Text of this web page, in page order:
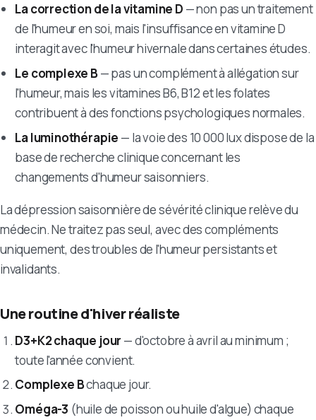
La correction de la vitamine D — non pas un traitement
de l'humeur en soi, mais l'insuffisance en vitamine D
interagit avec l'humeur hivernale dans certaines études.
Le complexe B— pas un complément à allégation sur
l'humeur, mais les vitamines B6, B12 et les folates
contribuent à des fonctions psychologiques normales.
La luminothérapie — la voie des 10 000 lux dispose de la
base de recherche clinique concernant les
changements d'humeur saisonniers.
La dépression saisonnière de sévérité clinique relève du
médecin. Ne traitez pas seul, avec des compléments
uniquement, des troubles de l'humeur persistants et
invalidants.
Une routine d'hiver réaliste
D3+K2 chaque jour — d'octobre à avril au minimum ;
toute l'année convient.
Complexe Bchaque jour.
Oméga-3 (huile de poisson ou huile d'algue) chaque